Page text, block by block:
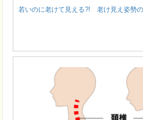
若いのに老けて見える?! 老け見え姿勢の